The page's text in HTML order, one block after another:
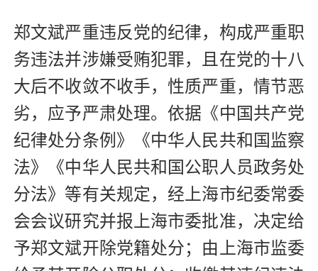
郑文斌严重违反党的纪律，构成严重职
务违法并涉嫌受贿犯罪，且在党的十八
大后不收敛不收手，性质严重，情节恶
劣，应予严肃处理。依据《中国共产党
纪律处分条例》《中华人民共和国监察
法》《中华人民共和国公职人员政务处
分法》等有关规定，经上海市纪委常委
会会议研究并报上海市委批准，决定给
予郑文斌开除党籍处分；由上海市监委